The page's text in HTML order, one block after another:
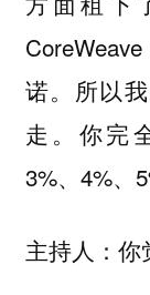
诺。所以
走。你完
3%、4%、
主持人： 你